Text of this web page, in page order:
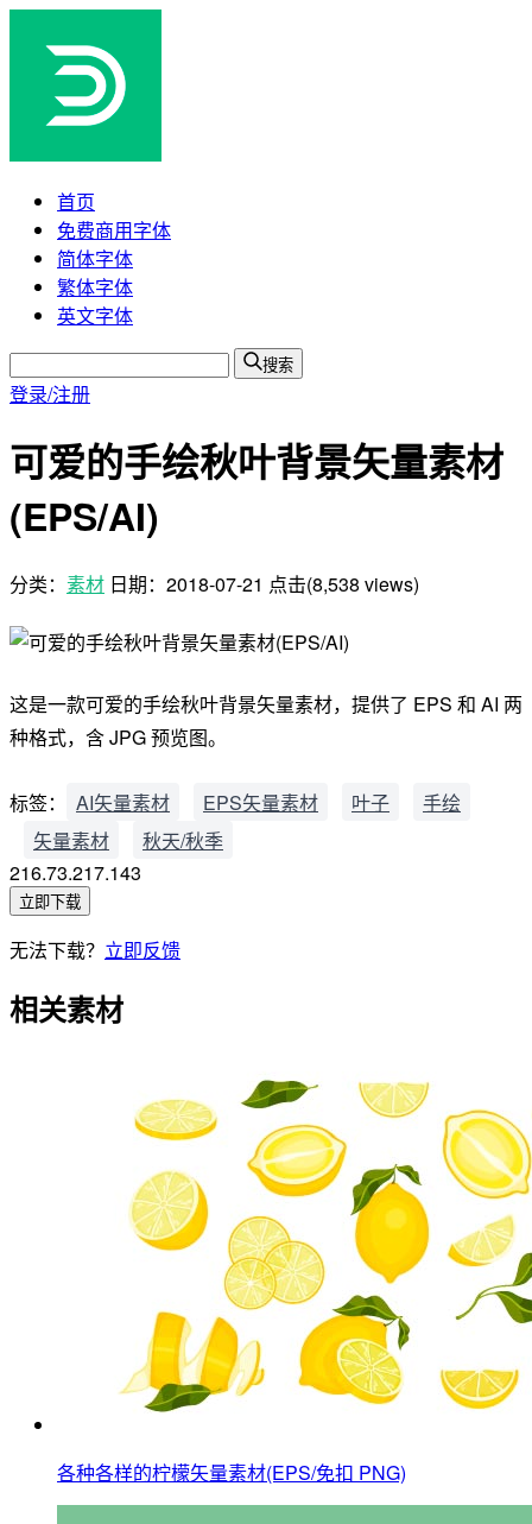
首页
免费商用字体
简体字体
繁体字体
英文字体
搜索
登录/注册
可爱的手绘秋叶背景矢量素材
(EPS/AI)
分类： 素材 日期： 2018-07-21 点击(8,538 views)
这是一款可爱的手绘秋叶背景矢量素材，提供了 EPS 和 AI 两
种格式，含 JPG 预览图。
标签： AI矢量素材 EPS矢量素材 叶子
手绘
矢量素材
秋天/秋季
216.73.217.143
立即下载
无法下载？ 立即反馈
相关素材
各种各样的柠檬矢量素材(EPS/免扣 PNG)